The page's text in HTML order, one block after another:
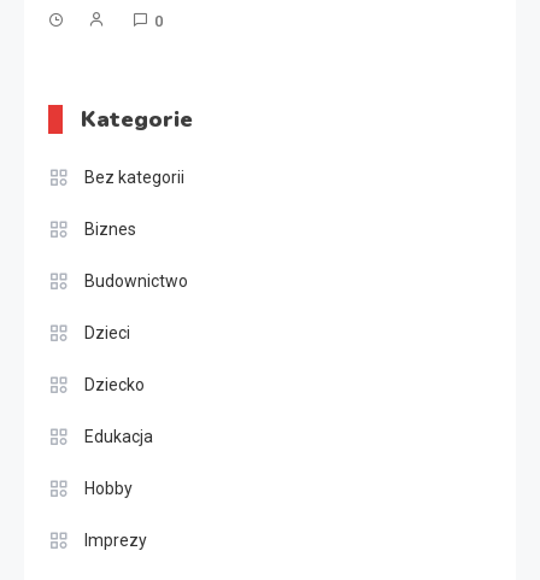
0
Kategorie
Bez kategorii
Biznes
Budownictwo
Dzieci
Dziecko
Edukacja
Hobby
Imprezy